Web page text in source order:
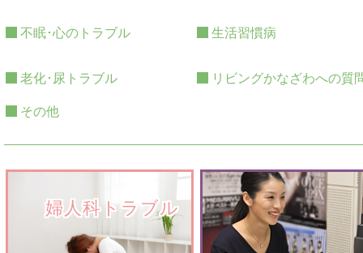
不眠･心のトラブル 生活習慣病
老化･尿トラブル リビングかなざわへの質
その他
婦人科トラブル